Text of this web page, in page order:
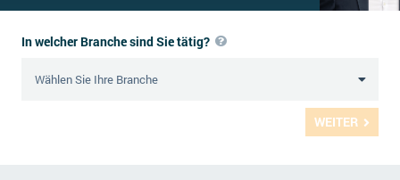
WEITER
In welcher Branche sind Sie tätig?